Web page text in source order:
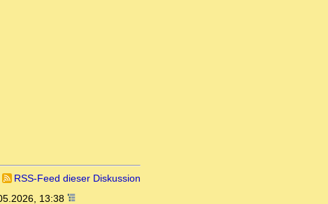
RSS-Feed dieser Diskussion
13:38